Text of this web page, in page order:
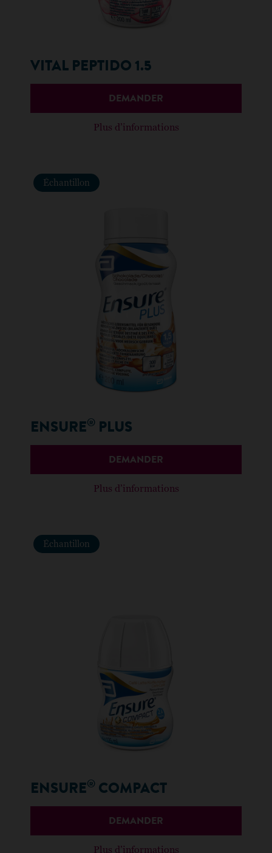
VITAL PEPTIDO 1.5
DEMANDER
Plus d’informations
Échantillon
ENSURE® PLUS
DEMANDER
Plus d’informations
Échantillon
ENSURE® COMPACT
DEMANDER
Plus d’informations